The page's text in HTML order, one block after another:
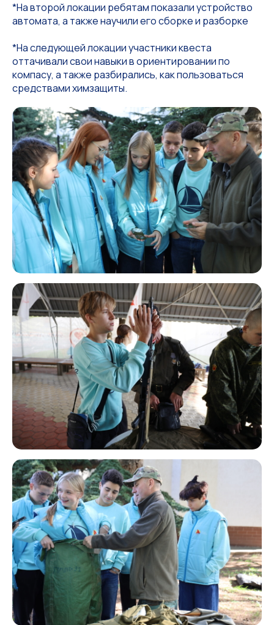
*На второй локации ребятам показали устройство
автомата, а также научили его сборке и разборке
*На следующей локации участники квеста
оттачивали свои навыки в ориентировании по
компасу, а также разбирались, как пользоваться
средствами химзащиты.